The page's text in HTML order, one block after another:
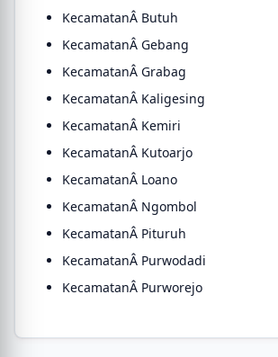
KecamatanÂ Butuh
KecamatanÂ Gebang
KecamatanÂ Grabag
KecamatanÂ Kaligesing
KecamatanÂ Kemiri
KecamatanÂ Kutoarjo
KecamatanÂ Loano
KecamatanÂ Ngombol
KecamatanÂ Pituruh
KecamatanÂ Purwodadi
KecamatanÂ Purworejo